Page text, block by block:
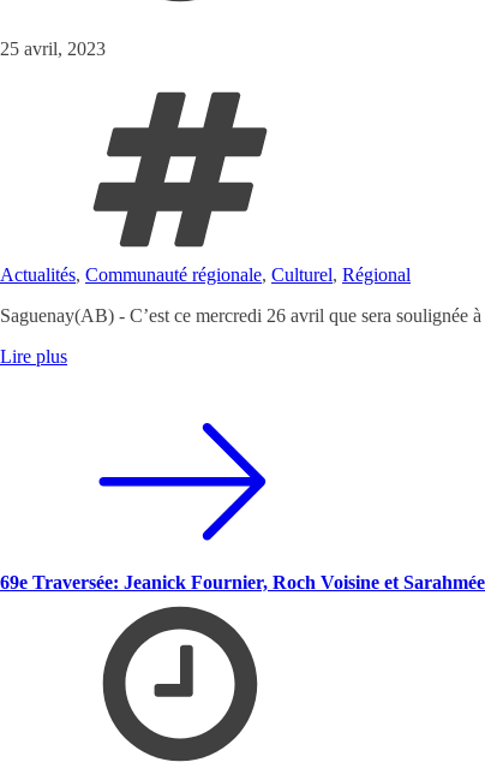
25 avril, 2023
Actualités, Communauté régionale, Culturel, Régional
Saguenay(AB) - C’est ce mercredi 26 avril que sera soulignée
Lire plus
69e Traversée: Jeanick Fournier, Roch Voisine et